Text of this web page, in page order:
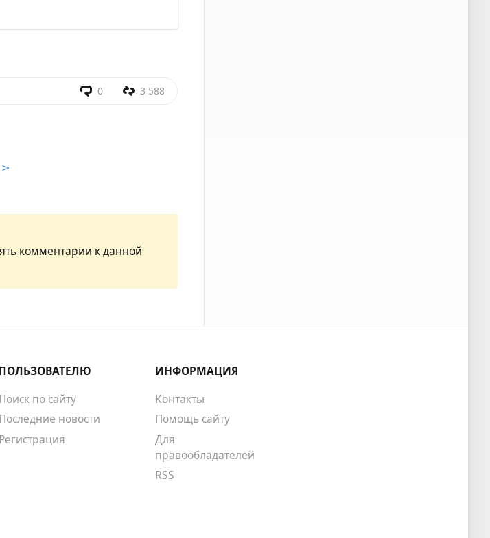
0 3 588
комментарии к данной
ПОЛЬЗОВАТЕЛЮ
Поиск по сайту
Последние новости
Регистрация
ИНФОРМАЦИЯ
Контакты
Помощь сайту
Для
правообладателей
RSS